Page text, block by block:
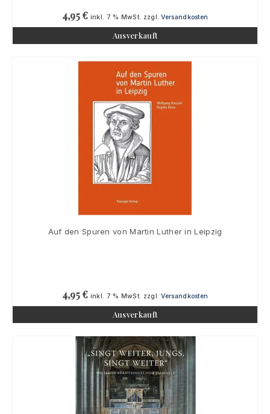
4,95€ inkl. 7 % MwSt. zzgl.Versandkosten
Ausverkauft
Auf den Spuren von Martin Luther in Leipzig
4,95€ inkl. 7 % MwSt. zzgl.Versandkosten
Ausverkauft